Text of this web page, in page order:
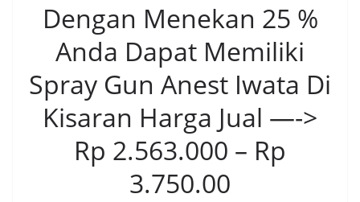
Dengan Menekan 25 %
Anda Dapat Memiliki
Spray Gun Anest Iwata Di
Kisaran Harga Jual —->
Rp 2.563.000 – Rp
3.750.00